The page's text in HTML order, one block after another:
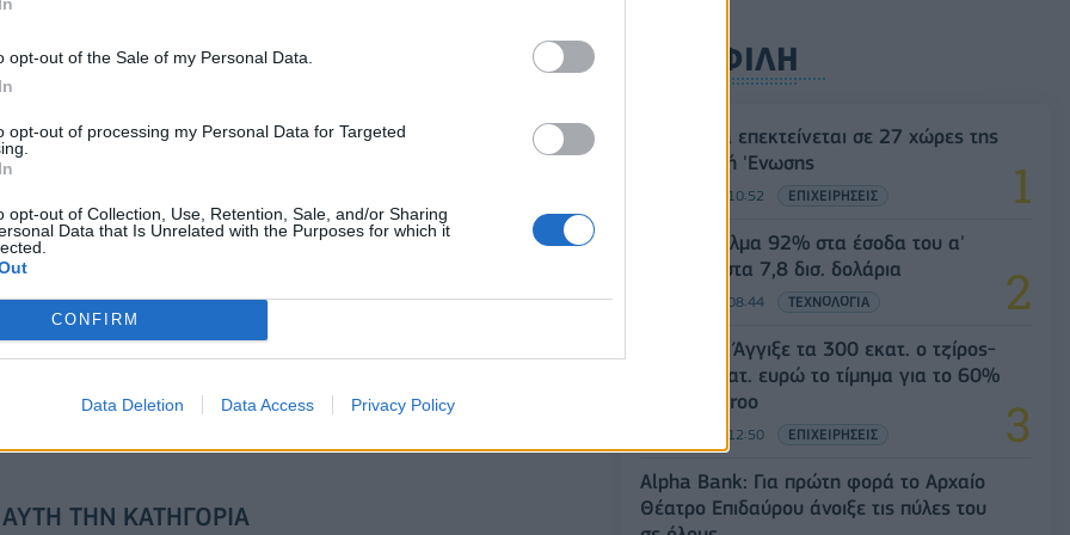
opt-out of the Sale of my Personal Data.
opt-out of processing my Personal Data for Targeted
opt-out of Collection, Use, Retention, Sale, and/or Sharing
Data that Is Unrelated with the Purposes for which it
CONFIRM
Data Deletion Data Access Privacy Policy
11,4% στα
εκατ. ευρώ
VW: Η δύσκολη εξίσωση της αναδιάρθρωσης
Πώς η ΑΒ
τη βιωσιμότητα
στιγμές του Ολυμπιακού
ΤΗΝ ΚΑΤΗΓΟΡΊΑ
ΔΗΜΟΦΙΛΗ
Η Vendora επεκτείνεται σε 27 χώρες της
Ευρωπαϊκή 'Ενωσης
05/08/2026 - 10:52 ΕΠΙΧΕΙΡΗΣΕΙΣ
SpaceX: Άλμα 92% στα έσοδα του α'
τριμήνου στα 7,8 δισ. δολάρια
05/08/2026 - 08:44 ΤΕΧΝΟΛΟΓΙΑ
Evergood: Άγγιξε τα 300 εκατ. ο τζίρος-
Στα 10 εκατ. ευρώ το τίμημα για το 60%
του Jackaroo
05/08/2026 - 12:50 ΕΠΙΧΕΙΡΗΣΕΙΣ
Alpha Bank: Για πρώτη φορά το Αρχαίο
Θέατρο Επιδαύρου άνοιξε τις πύλες του